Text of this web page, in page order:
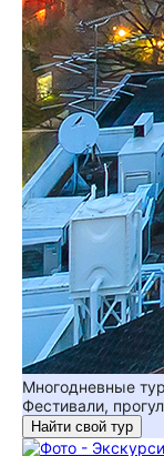
Многодневные
Фестивали,
Найти свой тур